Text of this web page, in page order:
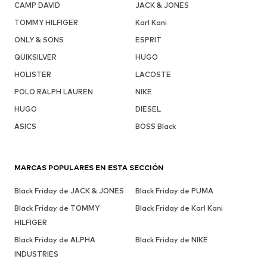
CAMP DAVID
JACK & JONES
TOMMY HILFIGER
Karl Kani
ONLY & SONS
ESPRIT
QUIKSILVER
HUGO
HOLISTER
LACOSTE
POLO RALPH LAUREN
NIKE
HUGO
DIESEL
ASICS
BOSS Black
MARCAS POPULARES EN ESTA SECCIÓN
Black Friday de JACK & JONES
Black Friday de PUMA
Black Friday de TOMMY
HILFIGER
Black Friday de Karl Kani
Black Friday de ALPHA
INDUSTRIES
Black Friday de NIKE